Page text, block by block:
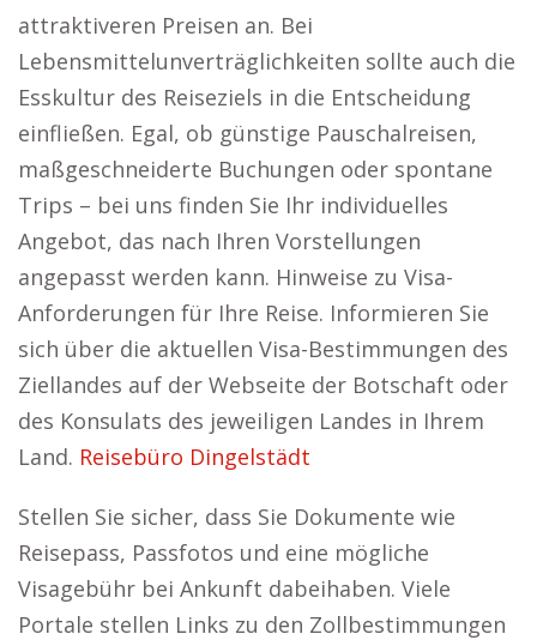
attraktiveren Preisen an. Bei
Lebensmittelunverträglichkeiten sollte auch die
Esskultur des Reiseziels in die Entscheidung
einfließen. Egal, ob günstige Pauschalreisen,
maßgeschneiderte Buchungen oder spontane
Trips – bei uns finden Sie Ihr individuelles
Angebot, das nach Ihren Vorstellungen
angepasst werden kann. Hinweise zu Visa-
Anforderungen für Ihre Reise. Informieren Sie
sich über die aktuellen Visa-Bestimmungen des
Ziellandes auf der Webseite der Botschaft oder
des Konsulats des jeweiligen Landes in Ihrem
Land. Reisebüro Dingelstädt
Stellen Sie sicher, dass Sie Dokumente wie
Reisepass, Passfotos und eine mögliche
Visagebühr bei Ankunft dabeihaben. Viele
Portale stellen Links zu den Zollbestimmungen